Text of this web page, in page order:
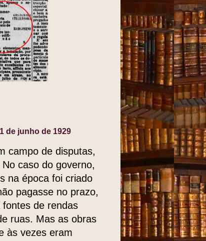
de junho de 1929
campo de disputas,
caso do governo,
na época foi criado
pagasse no prazo,
de rendas
ruas. Mas as obras
às vezes eram